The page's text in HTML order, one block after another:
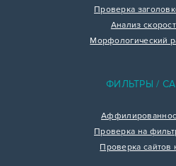
Проверка
Анализ
Морфологический
ФИЛЬТРЫ /
Проверка на
Проверка сайтов